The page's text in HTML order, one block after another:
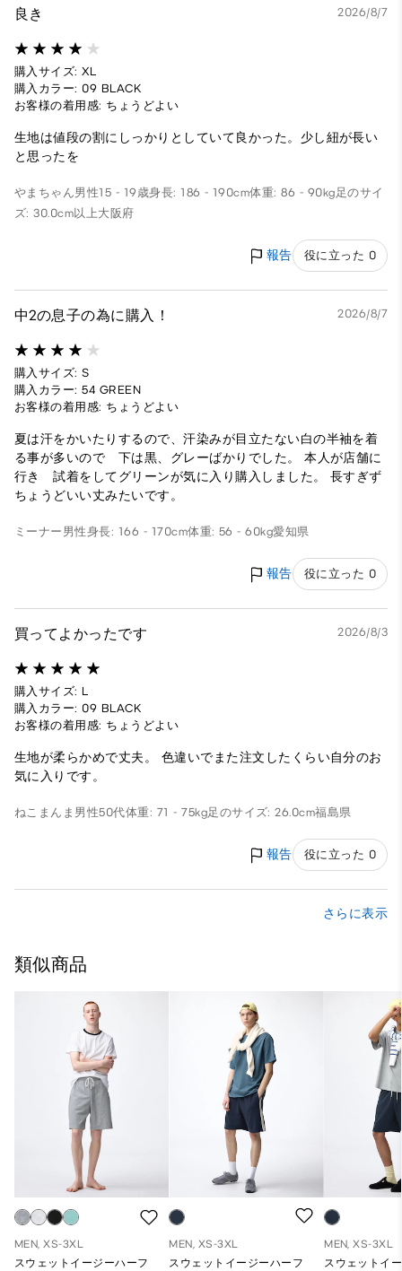
良き 2026/8/7
購入サイズ: XL
購入カラー: 09 BLACK
お客様の着用感: ちょうどよい
生地は値段の割にしっかりとしていて良かった。少し紐が長い
と思ったを
やまちゃん男性15 - 19歳身長: 186 - 190cm体重: 86 - 90kg 足のサイ
ズ: 30.0cm以上大阪府
報告 役に立った 0
中2の息子の為に購入！ 2026/8/7
購入サイズ: S
購入カラー: 54 GREEN
お客様の着用感: ちょうどよい
夏は汗をかいたりするので、汗染みが目立たない白の半袖を着
る事が多いので 下は黒、グレーばかりでした。 本人が店舗に
行き 試着をしてグリーンが気に入り購入しました。 長すぎず
ちょうどいい丈みたいです。
ミーナー 男性身長: 166 - 170cm体重: 56 - 60kg愛知県
報告 役に立った 0
買ってよかったです 2026/8/3
購入サイズ: L
購入カラー: 09 BLACK
お客様の着用感: ちょうどよい
生地が柔らかめで丈夫。 色違いでまた注文したくらい自分のお
気に入りです。
ねこまんま 男性50代体重: 71 - 75kg足のサイズ: 26.0cm福島県
報告 役に立った 0
さらに表示
類似商品
MEN, XS-3XL
スウェットイージーハーフ
MEN, XS-3XL
スウェットイージーハーフ
MEN, XS-3XL
スウェットイ